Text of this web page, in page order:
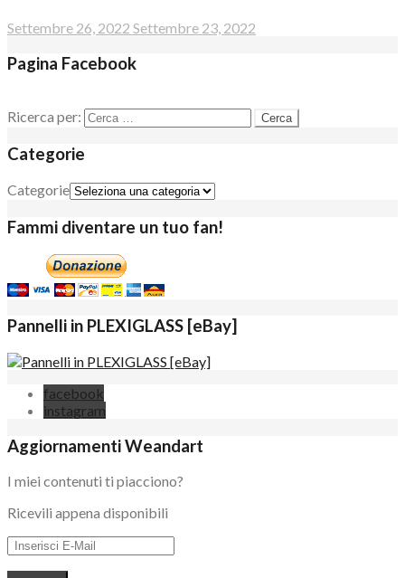
Settembre 26, 2022 Settembre 23, 2022
Pagina Facebook
Ricerca per:
Categorie
Categorie
Fammi diventare un tuo fan!
Pannelli in PLEXIGLASS [eBay]
facebook
instagram
Aggiornamenti Weandart
I miei contenuti ti piacciono?
Ricevili appena disponibili